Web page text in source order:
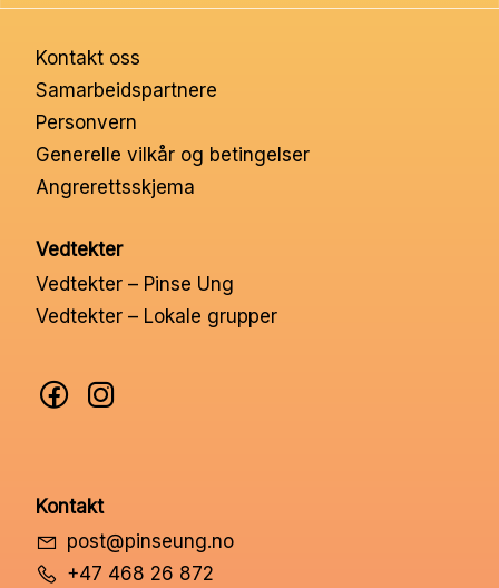
Kontakt oss
Samarbeidspartnere
Personvern
Generelle vilkår og betingelser
Angrerettsskjema
Vedtekter
Vedtekter – Pinse Ung
Vedtekter – Lokale grupper
Kontakt
post@pinseung.no
+47 468 26 872
Ressurser
Nettbutikk
Kontakt oss
Medlemssystem
Min konto